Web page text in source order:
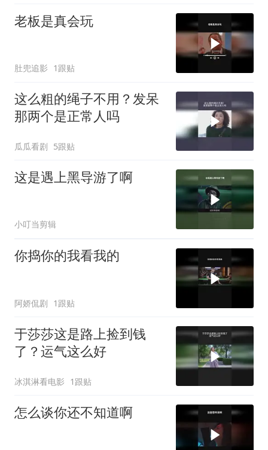
老板是真会玩
肚兜追影 1跟贴
这么粗的绳子不用？发呆
那两个是正常人吗
瓜瓜看剧 5跟贴
这是遇上黑导游了啊
小叮当剪辑
你捣你的我看我的
阿娇侃剧 1跟贴
于莎莎这是路上捡到钱
了？运气这么好
冰淇淋看电影 1跟贴
怎么谈你还不知道啊